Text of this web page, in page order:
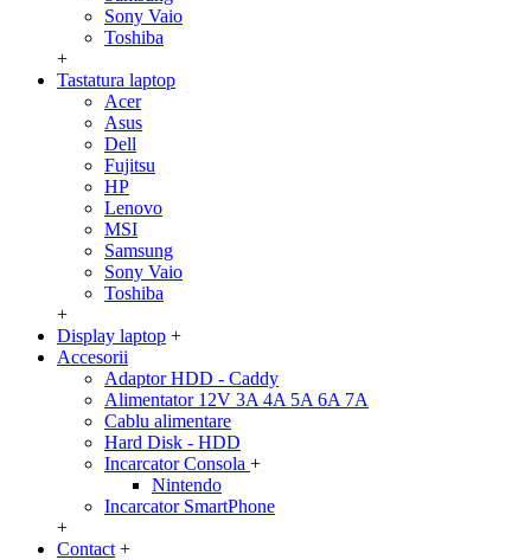
Sony Vaio
Toshiba
+
Tastatura laptop
Acer
Asus
Dell
Fujitsu
HP
Lenovo
MSI
Samsung
Sony Vaio
Toshiba
+
Display laptop +
Accesorii
Adaptor HDD - Caddy
Alimentator 12V 3A 4A 5A 6A 7A
Cablu alimentare
Hard Disk - HDD
Incarcator Consola +
Nintendo
Incarcator SmartPhone
+
Contact +